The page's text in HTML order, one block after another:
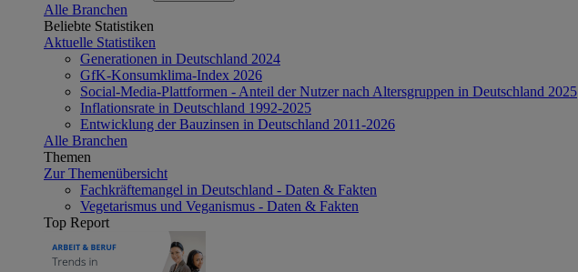
Alle Branchen
Beliebte Statistiken
Aktuelle Statistiken
Generationen in Deutschland 2024
GfK-Konsumklima-Index 2026
Social-Media-Plattformen - Anteil der Nutzer nach Altersgruppen in Deutschland 2025
Inflationsrate in Deutschland 1992-2025
Entwicklung der Bauzinsen in Deutschland 2011-2026
Alle Branchen
Themen
Zur Themenübersicht
Fachkräftemangel in Deutschland - Daten & Fakten
Vegetarismus und Veganismus - Daten & Fakten
Top Report